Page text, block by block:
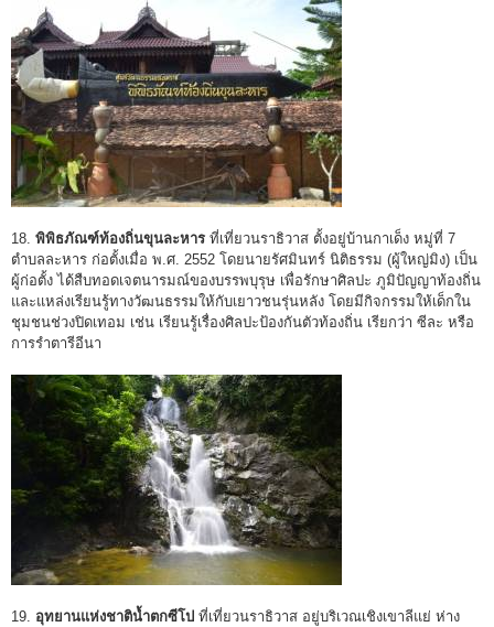
18. พิพิธภัณฑ์ท้องถิ่นขุนละหาร ที่เที่ยวนราธิวาส ตั้งอยู่บ้านกาเด็ง หมู่ที่ 7
ตำบลละหาร ก่อตั้งเมื่อ พ.ศ. 2552 โดยนายรัศมินทร์ นิติธรรม (ผู้ใหญ่มิง) เป็น
ผู้ก่อตั้ง ได้สืบทอดเจตนารมณ์ของบรรพบุรุษ เพื่อรักษาศิลปะ ภูมิปัญญาท้องถิ่น
และแหล่งเรียนรู้ทางวัฒนธรรมให้กับเยาวชนรุ่นหลัง โดยมีกิจกรรมให้เด็กใน
ชุมชนช่วงปิดเทอม เช่น เรียนรู้เรื่องศิลปะป้องกันตัวท้องถิ่น เรียกว่า ซีละ หรือ
การรำตารีอีนา
19. อุทยานแห่งชาติน้ำตกซีโป ที่เที่ยวนราธิวาส อยู่บริเวณเชิงเขาลีแย่ ห่าง